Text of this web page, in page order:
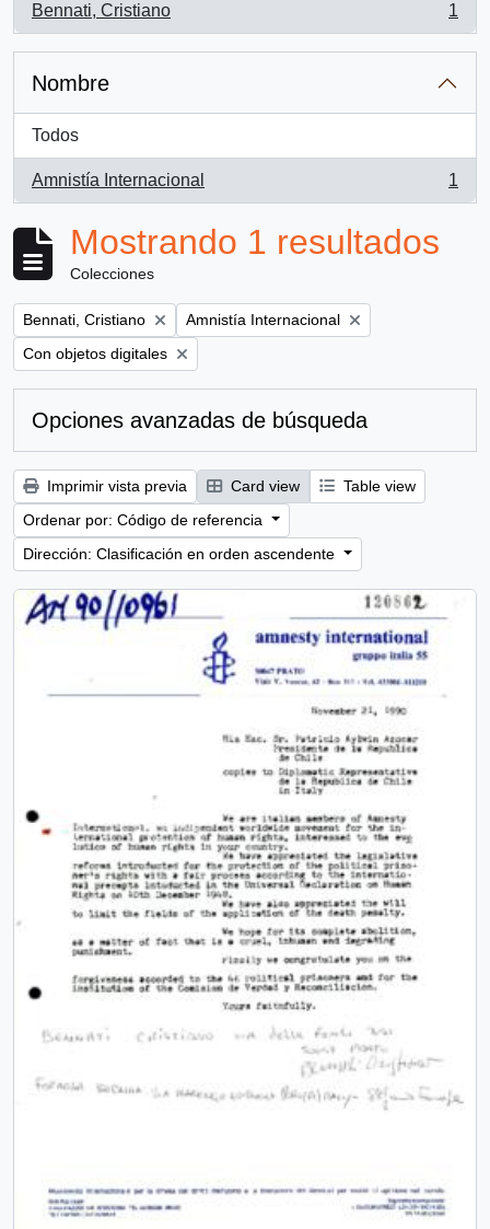
Bennati, Cristiano
, 1 resultados
1
Nombre
Todos
Amnistía Internacional
, 1 resultados
1
Mostrando 1 resultados
Colecciones
Remove filter:
Bennati, Cristiano Remove filter:
Amnistía Internacional
Remove filter:
Con objetos digitales
Opciones avanzadas de búsqueda
Imprimir vista previa Card view
Table view
Ordenar por: Código de referencia
Dirección: Clasificación en orden ascendente